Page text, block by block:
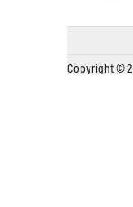
Copyright ©